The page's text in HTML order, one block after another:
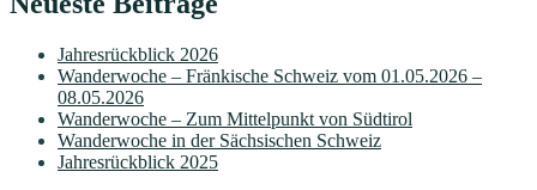
Jahresrückblick 2026
Wanderwoche – Fränkische Schweiz vom 01.05.2026 –
08.05.2026
Wanderwoche – Zum Mittelpunkt von Südtirol
Wanderwoche in der Sächsischen Schweiz
Jahresrückblick 2025